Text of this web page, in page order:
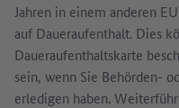
Jahren in einem anderen
auf Daueraufenthalt. Dies
Daueraufenthaltskarte
sein, wenn Sie Behörden-
erledigen haben.